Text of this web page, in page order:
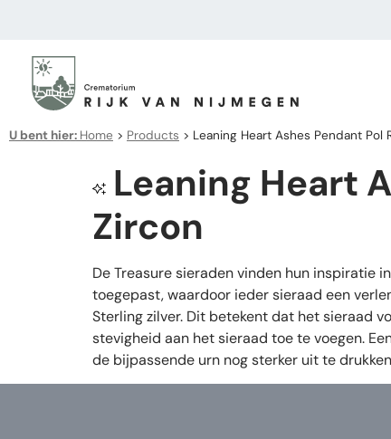
U bent hier: Home > Products > Leaning Heart Ashes Pendant Pol
Leaning Heart
Zircon
De Treasure sieraden vinden hun inspiratie
toegepast, waardoor ieder sieraad een
Sterling zilver. Dit betekent dat het sieraad
stevigheid aan het sieraad toe te voegen.
de bijpassende urn nog sterker uit te